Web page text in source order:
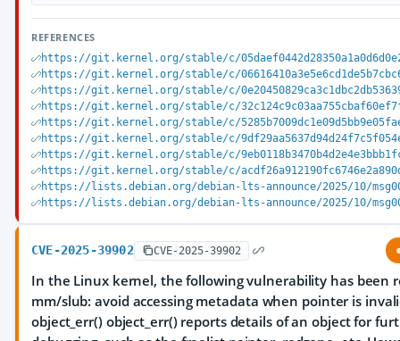
REFERENCES
https://git.kernel.org/stable/c/
https://git.kernel.org/stable/c/
https://git.kernel.org/stable/c/
https://git.kernel.org/stable/c/
https://git.kernel.org/stable/c/
https://git.kernel.org/stable/c/
https://git.kernel.org/stable/c/
https://git.kernel.org/stable/c/
https://lists.debian.org/debian-lts-announce/2025/10/
https://lists.debian.org/debian-lts-announce/2025/10/
CVE-2025-39902 CVE-2025-39902
In the Linux kernel, the following vulnerability has been
mm/slub: avoid accessing metadata when pointer is
object_err() object_err() reports details of an object for